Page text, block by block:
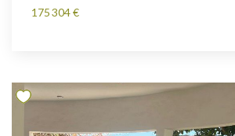
175 304 €